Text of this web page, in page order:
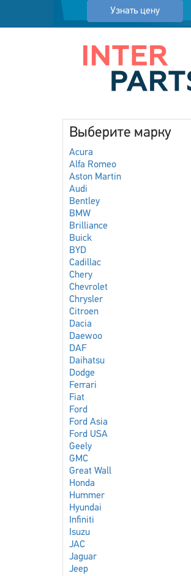
Узнать цену
Выберите марку
Acura
Alfa Romeo
Aston Martin
Audi
Bentley
BMW
Brilliance
Buick
BYD
Cadillac
Chery
Chevrolet
Chrysler
Citroen
Dacia
Daewoo
DAF
Daihatsu
Dodge
Ferrari
Fiat
Ford
Ford Asia
Ford USA
Geely
GMC
Great Wall
Honda
Hummer
Hyundai
Infiniti
Isuzu
JAC
Jaguar
Jeep